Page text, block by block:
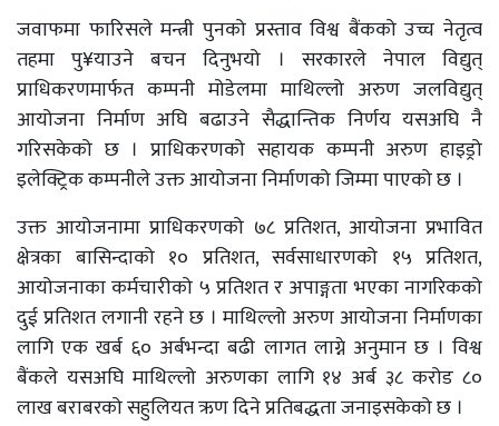
जवाफमा फारिसले मन्त्री पुनको प्रस्ताव विश्व बैंकको उच्च नेतृत्व
तहमा पु¥याउने बचन दिनुभयो । सरकारले नेपाल विद्युत्
प्राधिकरणमार्फत कम्पनी मोडेलमा माथिल्लो अरुण जलविद्युत्
आयोजना निर्माण अघि बढाउने सैद्धान्तिक निर्णय यसअघि नै
गरिसकेको छ । प्राधिकरणको सहायक कम्पनी अरुण हाइड्रो
इलेक्ट्रिक कम्पनीले उक्त आयोजना निर्माणको जिम्मा पाएको छ ।
उक्त आयोजनामा प्राधिकरणको ७८ प्रतिशत, आयोजना प्रभावित
क्षेत्रका बासिन्दाको १० प्रतिशत, सर्वसाधारणको १५ प्रतिशत,
आयोजनाका कर्मचारीको ५ प्रतिशत र अपाङ्गता भएका नागरिकको
दुई प्रतिशत लगानी रहने छ । माथिल्लो अरुण आयोजना निर्माणका
लागि एक खर्ब ६० अर्बभन्दा बढी लागत लाग्ने अनुमान छ । विश्व
बैंकले यसअघि माथिल्लो अरुणका लागि १४ अर्ब ३८ करोड ८०
लाख बराबरको सहुलियत ऋण दिने प्रतिबद्धता जनाइसकेको छ ।